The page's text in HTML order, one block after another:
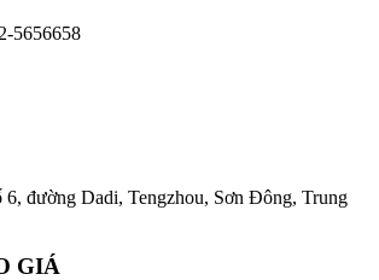
5656658
6, đường Dadi, Tengzhou, Sơn Đông, Trung
GIÁ